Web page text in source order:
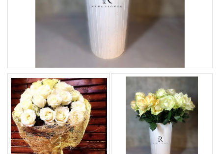
محصولات تازه رسیده
سوالات متداول
درباره ما